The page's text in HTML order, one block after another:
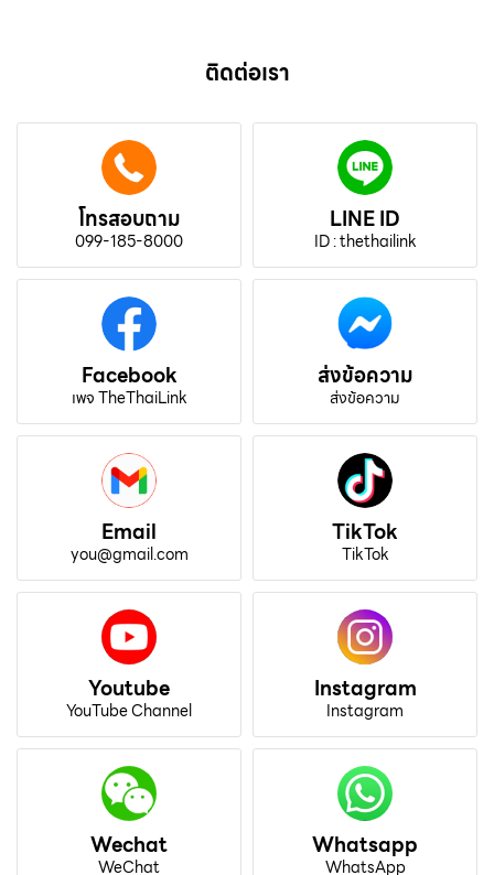
ติดต่อเรา
โทรสอบถาม
099-185-8000
LINE ID
ID : thethailink
Facebook
เพจ TheThaiLink
ส่งข้อความ
ส่งข้อความ
Email
you@gmail.com
TikTok
TikTok
Youtube
YouTube Channel
Instagram
Instagram
Wechat
WeChat
Whatsapp
WhatsApp